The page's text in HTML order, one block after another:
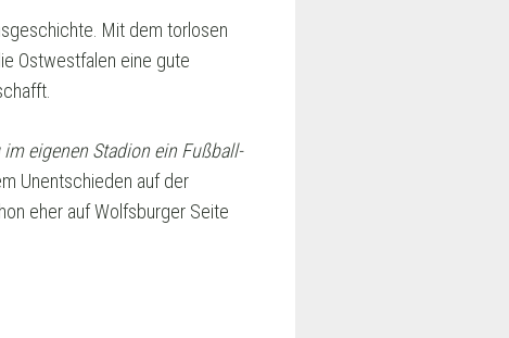
Mit dem torlosen
Ostwestfalen eine gute
eigenen Stadion ein Fußball-
Unentschieden auf der
eher auf Wolfsburger Seite